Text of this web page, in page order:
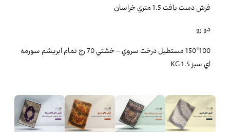
فرش دست بافت 1.5 متري خراسان
دو رو
100*150 مستطيل درخت سروي – خشتي 70 رج تمام ابريشم سورمه
اي سبز 1.5 KG